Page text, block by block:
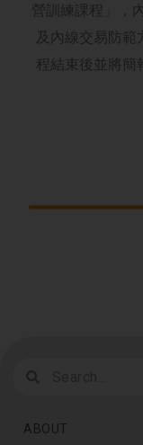
營訓練課程」，
及內線交易防範
程結束後並將簡
ABOUT